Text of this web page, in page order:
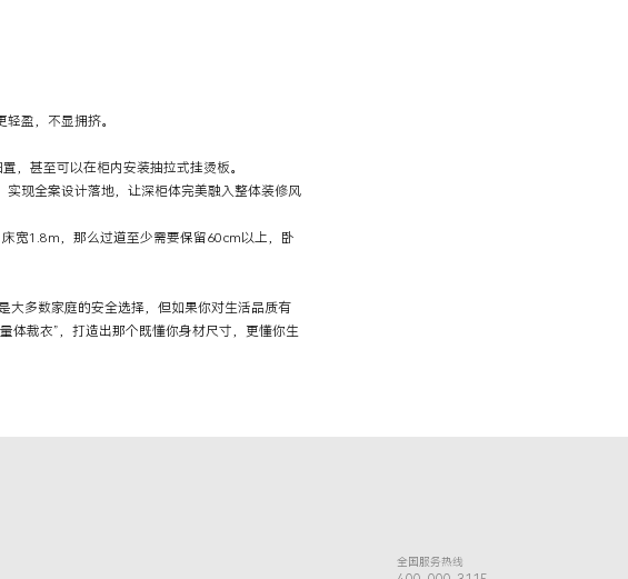
盈，不显拥挤。
甚至可以在柜内安装抽拉式挂烫板。
现全案设计落地，让深柜体完美融入整体装修风
宽1.8m，那么过道至少需要保留60cm以上，卧
多数家庭的安全选择，但如果你对生活品质有
体裁衣”，打造出那个既懂你身材尺寸，更懂你生
全国服务热线